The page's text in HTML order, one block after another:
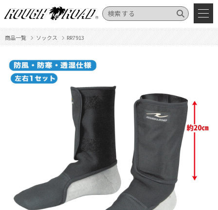
商品一覧 ソックス RR7913